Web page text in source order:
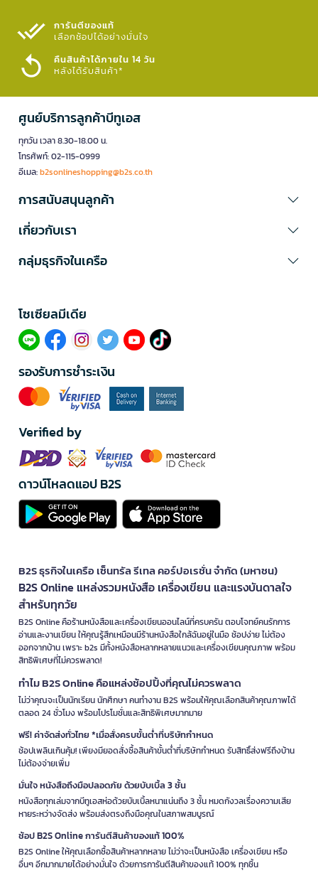
การันตีของแท้
เลือกช้อปได้อย่างมั่นใจ​
คืนสินค้าได้ภายใน 14 วัน
หลังได้รับสินค้า*
ศูนย์บริการลูกค้าบีทูเอส
ทุกวัน เวลา 8.30-18.00 น.
โทรศัพท์: 02-115-0999
อีเมล:b2sonlineshopping@b2s.co.th
การสนับสนุนลูกค้า
เกี่ยวกับเรา
กลุ่มธุรกิจในเครือ
โซเซียลมีเดีย​
รองรับการชำระเงิน
Verified by
ดาวน์โหลดแอป B2S
B2S ธุรกิจในเครือ เซ็นทรัล รีเทล คอร์ปอเรชั่น จำกัด (มหาชน)
B2S Online แหล่งรวมหนังสือ เครื่องเขียน และแรงบันดาลใจ
สำหรับทุกวัย
B2S Online คือร้านหนังสือและเครื่องเขียนออนไลน์ที่ครบครัน ตอบโจทย์คนรักการ
อ่านและงานเขียน ให้คุณรู้สึกเหมือนมีร้านหนังสือใกล้ฉันอยู่ในมือ ช้อปง่าย ไม่ต้อง
ออกจากบ้าน เพราะ b2s มีทั้งหนังสือหลากหลายแนวและเครื่องเขียนคุณภาพ พร้อม
สิทธิพิเศษที่ไม่ควรพลาด!
ทำไม B2S Online คือแหล่งช้อปปิ้งที่คุณไม่ควรพลาด
ไม่ว่าคุณจะเป็นนักเรียน นักศึกษา คนทำงาน B2S พร้อมให้คุณเลือกสินค้าคุณภาพได้
ตลอด 24 ชั่วโมง พร้อมโปรโมชั่นและสิทธิพิเศษมากมาย
ฟรี! ค่าจัดส่งทั่วไทย *เมื่อสั่งครบขั้นต่ำที่บริษัทกำหนด
ช้อปเพลินเกินคุ้ม! เพียงมียอดสั่งซื้อสินค้าขั้นต่ำที่บริษัทกำหนด รับสิทธิ์ส่งฟรีถึงบ้าน
ไม่ต้องจ่ายเพิ่ม
มั่นใจ หนังสือถึงมือปลอดภัย ด้วยบับเบิ้ล 3 ชั้น
หนังสือทุกเล่มจากบีทูเอสห่อด้วยบับเบิ้ลหนาแน่นถึง 3 ชั้น หมดกังวลเรื่องความเสีย
หายระหว่างจัดส่ง พร้อมส่งตรงถึงมือคุณในสภาพสมบูรณ์
ช้อป B2S Online การันตีสินค้าของแท้ 100%
B2S Online ให้คุณเลือกซื้อสินค้าหลากหลาย ไม่ว่าจะเป็นหนังสือ เครื่องเขียน หรือ
อื่นๆ อีกมากมายได้อย่างมั่นใจ ด้วยการการันตีสินค้าของแท้ 100% ทุกชิ้น